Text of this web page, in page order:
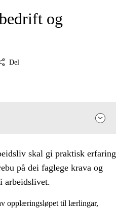
og
Del
skal gi praktisk erfaring
på dei faglege krava og
arbeidslivet.
opplæringsløpet til lærlingar,